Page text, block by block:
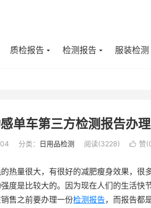
质检报告 检测报告 服装检测
单车第三方检测报告办
分类： 日用品检测 阅读(3228)  赞(
热量很大，有很好的减肥瘦身效果，很
度是比较大的。因为现在人们的生活快
售之前要办理一份检测报告，而报告都